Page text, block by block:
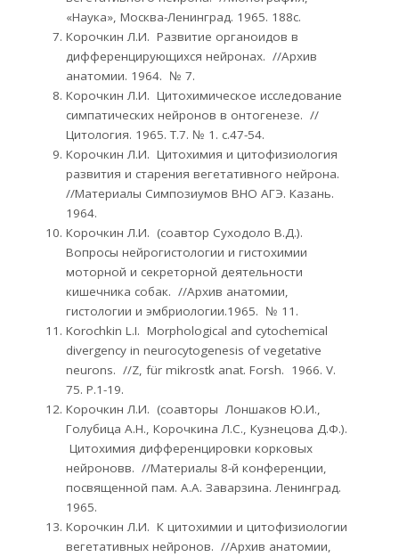
«Наука», Москва-Ленинград. 1965. 188с.
Корочкин Л.И. Развитие органоидов в
дифференцирующихся нейронах. //Архив
анатомии. 1964. № 7.
Корочкин Л.И. Цитохимическое исследование
симпатических нейронов в онтогенезе. //
Цитология. 1965. Т.7. № 1. с.47-54.
Корочкин Л.И. Цитохимия и цитофизиология
развития и старения вегетативного нейрона.
//Материалы Симпозиумов ВНО АГЭ. Казань.
1964.
Корочкин Л.И. (соавтор Суходоло В.Д.).
Вопросы нейрогистологии и гистохимии
моторной и секреторной деятельности
кишечника собак. //Архив анатомии,
гистологии и эмбриологии.1965. № 11.
Korochkin L.I. Morphological and cytochemical
divergency in neurocytogenesis of vegetative
neurons. //Z, für mikrostk anat. Forsh. 1966. V.
75. Р.1-19.
Корочкин Л.И. (соавторы Лоншаков Ю.И.,
Голубица А.Н., Корочкина Л.С., Кузнецова Д.Ф.).
Цитохимия дифференцировки корковых
нейроновв. //Материалы 8-й конференции,
посвященной пам. А.А. Заварзина. Ленинград.
1965.
Корочкин Л.И. К цитохимии и цитофизиологии
вегетативных нейронов. //Архив анатомии,